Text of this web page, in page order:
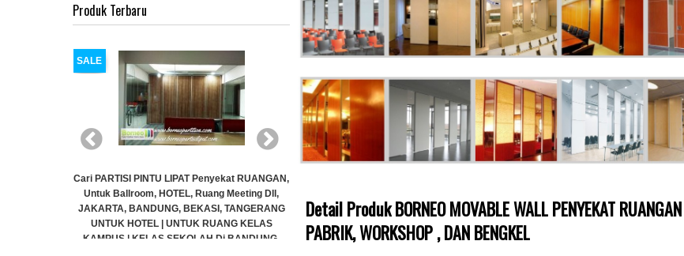
Detail Produk BORNEO MOVABLE WALL PENYEKAT
PABRIK, WORKSHOP , DAN BENGKEL
Produk Terbaru
SALE
Cari PARTISI PINTU LIPAT Penyekat RUANGAN,
Untuk Ballroom, HOTEL, Ruang Meeting Dll,
JAKARTA, BANDUNG, BEKASI, TANGERANG
UNTUK HOTEL | UNTUK RUANG KELAS